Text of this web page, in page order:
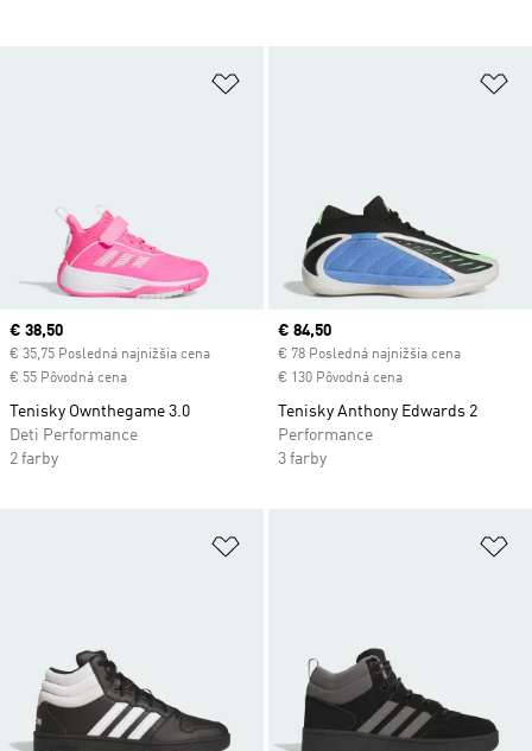
Pridať do zoznamu želaných
Current price
€ 38,50
€ 35,75 Posledná najnižšia cena
€ 55 Pôvodná cena
Tenisky Ownthegame 3.0
Deti Performance
2 farby
Current price
€ 84,50
€ 78 Posledná najnižšia cena
€ 130 Pôvodná cena
Tenisky Anthony Edwards 2
Performance
3 farby
Pridať do zoznamu želaných